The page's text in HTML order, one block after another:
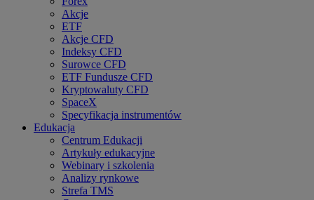
Akcje
ETF
Akcje CFD
Indeksy CFD
Surowce CFD
ETF Fundusze CFD
Kryptowaluty CFD
SpaceX
Specyfikacja instrumentów
Edukacja
Centrum Edukacji
Artykuły edukacyjne
Webinary i szkolenia
Analizy rynkowe
Strefa TMS